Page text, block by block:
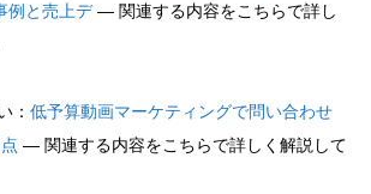
例と売上デ— 関連する内容をこちらで詳し
： 低予算動画マーケティングで問い合わせ
— 関連する内容をこちらで詳しく解説して